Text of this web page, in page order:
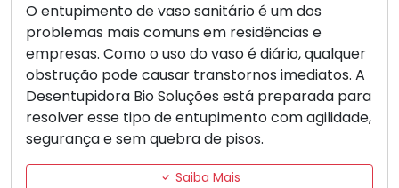
O entupimento de vaso sanitário é um dos
problemas mais comuns em residências e
empresas. Como o uso do vaso é diário, qualquer
obstrução pode causar transtornos imediatos. A
Desentupidora Bio Soluções está preparada para
resolver esse tipo de entupimento com agilidade,
segurança e sem quebra de pisos.
Saiba Mais